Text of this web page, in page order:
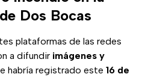
Dos Bocas
plataformas de las redes
a difundir imágenes y
habría registrado este 16 de